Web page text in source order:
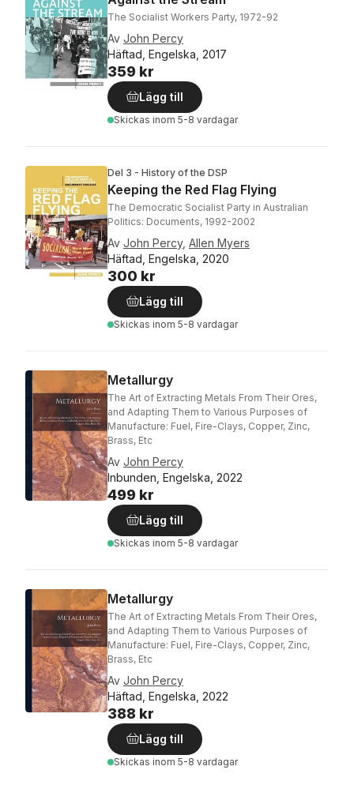
The Socialist Workers Party, 1972-92
Av John Percy
Häftad, Engelska, 2017
359 kr
Lägg till
Skickas inom 5-8 vardagar
Del 3 - History of the DSP
Keeping the Red Flag Flying
The Democratic Socialist Party in Australian
Politics: Documents, 1992-2002
Av John Percy, Allen Myers
Häftad, Engelska, 2020
300 kr
Lägg till
Skickas inom 5-8 vardagar
Metallurgy
The Art of Extracting Metals From Their Ores,
and Adapting Them to Various Purposes of
Manufacture: Fuel, Fire-Clays, Copper, Zinc,
Brass, Etc
Av John Percy
Inbunden, Engelska, 2022
499 kr
Lägg till
Skickas inom 5-8 vardagar
Metallurgy
The Art of Extracting Metals From Their Ores,
and Adapting Them to Various Purposes of
Manufacture: Fuel, Fire-Clays, Copper, Zinc,
Brass, Etc
Av John Percy
Häftad, Engelska, 2022
388 kr
Lägg till
Skickas inom 5-8 vardagar